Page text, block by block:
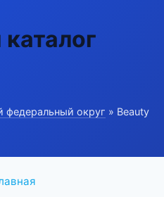
федеральный округ » Beauty